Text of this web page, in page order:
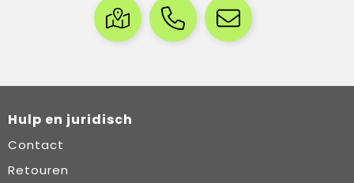
Hulp en juridisch
Contact
Retouren